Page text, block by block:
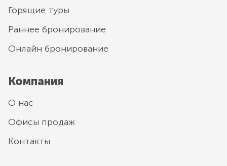
Горящие туры
Раннее бронирование
Онлайн бронирование
Компания
О нас
Офисы продаж
Контакты